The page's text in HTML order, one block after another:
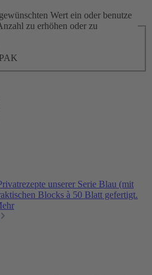
Wert ein oder benutze
zu erhöhen oder zu
PAK
unserer Serie Blau (mit
Blocks à 50 Blatt gefertigt.